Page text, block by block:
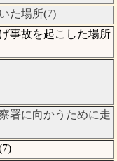
た場所(7)
事故を起こした場所
署に向かうために走